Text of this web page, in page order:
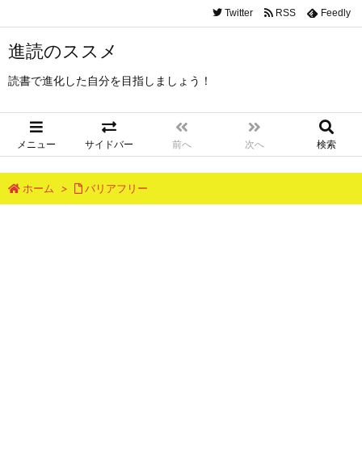
進読のススメ
読書で進化した自分を目指しましょう！
メニュー サイドバー 前へ 次へ 検索
Twitter RSS Feedly
ホーム > バリアフリー